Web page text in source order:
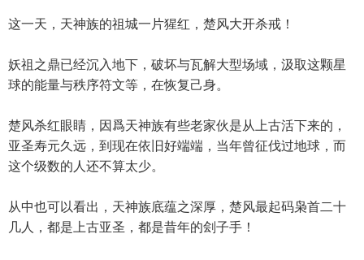
这一天，天神族的祖城一片猩红，楚风大开杀戒！
妖祖之鼎已经沉入地下，破坏与瓦解大型场域，汲取这颗星
球的能量与秩序符文等，在恢复己身。
楚风杀红眼睛，因爲天神族有些老家伙是从上古活下来的，
亚圣寿元久远，到现在依旧好端端，当年曾征伐过地球，而
这个级数的人还不算太少。
从中也可以看出，天神族底蕴之深厚，楚风最起码枭首二十
几人，都是上古亚圣，都是昔年的刽子手！